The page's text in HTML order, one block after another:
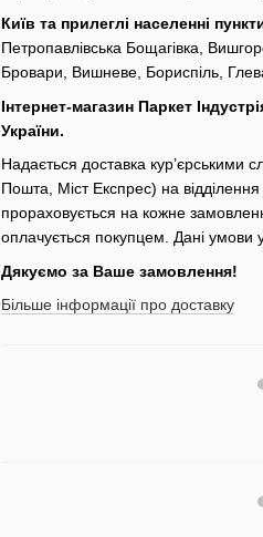
Київ та прилеглі населенні
Петропавлівська Бощагівка,
Бровари, Вишневе, Бориспіль,
Інтернет-магазин Паркет
України.
Надається доставка кур’єрськими
Пошта, Міст Експрес) на відділення
прораховується на кожне
оплачується покупцем. Дані
Дякуємо за Ваше замовлення!
Більше інформації про доставку